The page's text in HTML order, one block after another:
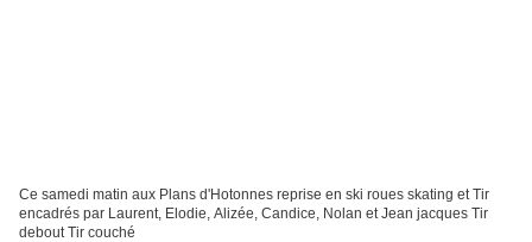
Ce samedi matin aux Plans d'Hotonnes reprise en ski roues skating et Tir
encadrés par Laurent, Elodie, Alizée, Candice, Nolan et Jean jacques Tir
debout Tir couché